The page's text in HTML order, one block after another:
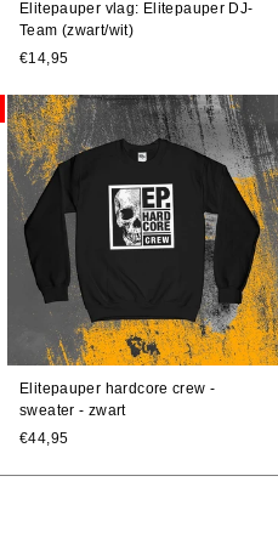
Elitepauper vlag: Elitepauper DJ-
Team (zwart/wit)
€14,95
Elitepauper hardcore crew -
sweater - zwart
€44,95